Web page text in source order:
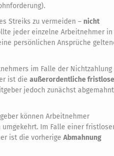
Streiks zu vermeiden – nicht
jeder einzelne Arbeitnehmer in
persönlichen Ansprüche
im Falle der Nichtzahlung
ist die außerordentliche fristlose
jedoch zunächst abgemahnt
können Arbeitnehmer
Im Falle einer
ist die vorherige Abmahnung